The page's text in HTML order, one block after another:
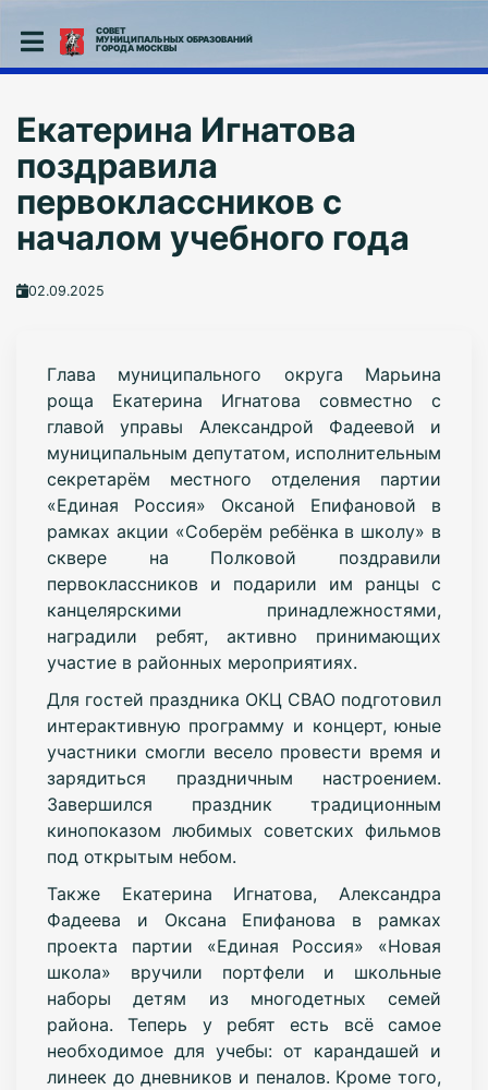
СОВЕТ
МУНИЦИПАЛЬНЫХ ОБРАЗОВАНИЙ
ГОРОДА МОСКВЫ
Екатерина Игнатова
поздравила
первоклассников с
началом учебного года
02.09.2025
Глава муниципального округа Марьина
роща Екатерина Игнатова совместно с
главой управы Александрой Фадеевой и
муниципальным депутатом, исполнительным
секретарём местного отделения партии
«Единая Россия» Оксаной Епифановой в
рамках акции «Соберём ребёнка в школу» в
сквере на Полковой поздравили
первоклассников и подарили им ранцы с
канцелярскими принадлежностями,
наградили ребят, активно принимающих
участие в районных мероприятиях.
Для гостей праздника ОКЦ СВАО подготовил
интерактивную программу и концерт, юные
участники смогли весело провести время и
зарядиться праздничным настроением.
Завершился праздник традиционным
кинопоказом любимых советских фильмов
под открытым небом.
Также Екатерина Игнатова, Александра
Фадеева и Оксана Епифанова в рамках
проекта партии «Единая Россия» «Новая
школа» вручили портфели и школьные
наборы детям из многодетных семей
района. Теперь у ребят есть всё самое
необходимое для учебы: от карандашей и
линеек до дневников и пеналов. Кроме того,